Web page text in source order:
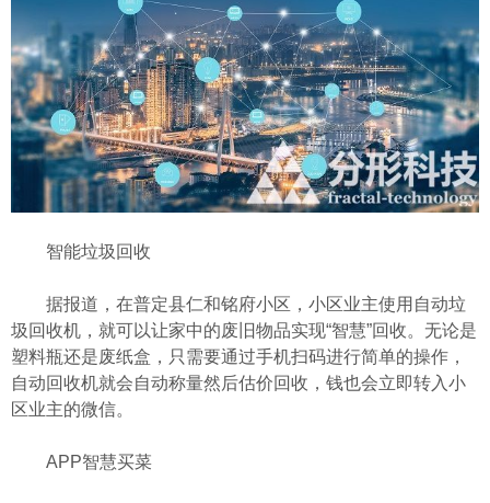
智能垃圾回收
据报道，在普定县仁和铭府小区，小区业主使用自动垃
圾回收机，就可以让家中的废旧物品实现“智慧”回收。无论是
塑料瓶还是废纸盒，只需要通过手机扫码进行简单的操作，
自动回收机就会自动称量然后估价回收，钱也会立即转入小
区业主的微信。
APP智慧买菜